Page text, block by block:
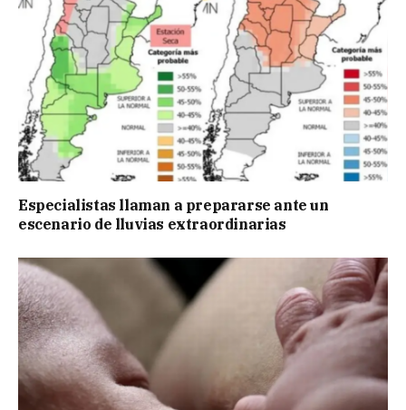
Especialistas llaman a prepararse ante un
escenario de lluvias extraordinarias